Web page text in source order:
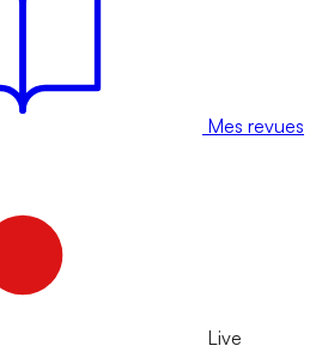
Mes revues
Live